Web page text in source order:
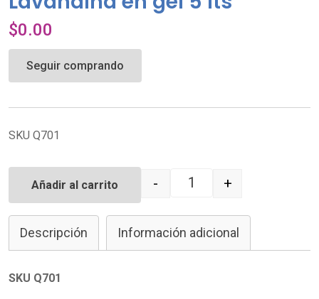
$0.00
Seguir comprando
SKU Q701
Quantity
- +
Añadir al carrito
Descripción Información adicional
SKU Q701